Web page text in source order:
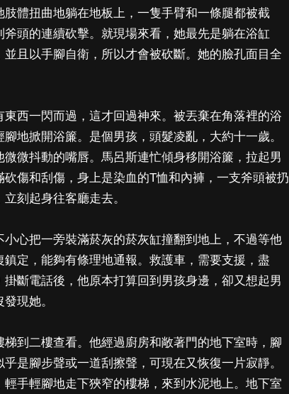
體扭曲地躺在地板上，一隻手臂和一條腿都被截
頭的連續砍擊。就現場來看，她最先是躺在浴缸
且以手腳自衛，所以才會被砍斷。她的臉孔面目全
西一閃而過，這才回過神來。被丟棄在角落裡的浴
地掀開浴簾。是個男孩，頭髮凌亂，大約十一歲。
微抖動的嘴唇。馬呂斯連忙傾身移開浴簾，拉起男
傷和刮傷，身上是染血的T恤和內褲，一支斧頭被扔
刻起身往客廳走去。
心把一旁裝滿菸灰的菸灰缸撞翻到地上，不過等他
定，能夠有條理地通報。救護車，需要支援，盡
斷電話後，他原本打算回到男孩身邊，卻又想起男
現她。
到二樓查看。他經過廚房和敞著門的地下室時，腳
是腳步聲或一道刮擦聲，可現在又恢復一片寂靜。
手輕腳地走下狹窄的樓梯，來到水泥地上。地下室